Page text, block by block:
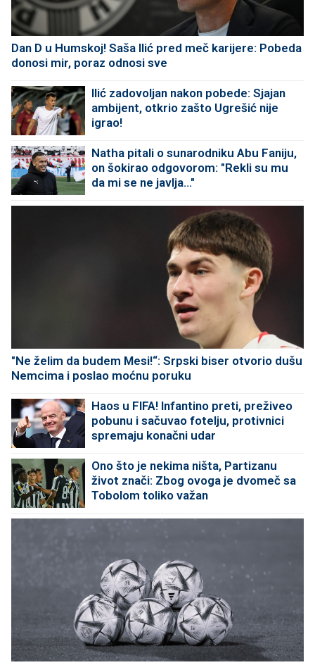
Dan D u Humskoj! Saša Ilić pred meč karijere: Pobeda
donosi mir, poraz odnosi sve
Ilić zadovoljan nakon pobede: Sjajan
ambijent, otkrio zašto Ugrešić nije
igrao!
Natha pitali o sunarodniku Abu Faniju,
on šokirao odgovorom: "Rekli su mu
da mi se ne javlja..."
"Ne želim da budem Mesi!“: Srpski biser otvorio dušu
Nemcima i poslao moćnu poruku
Haos u FIFA! Infantino preti, preživeo
pobunu i sačuvao fotelju, protivnici
spremaju konačni udar
Ono što je nekima ništa, Partizanu
život znači: Zbog ovoga je dvomeč sa
Tobolom toliko važan